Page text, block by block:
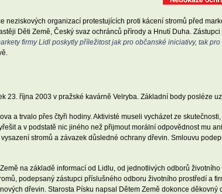
organizací protestujících proti kácení stromů před
Děti Země, Český svaz ochránců přírody a Hnutí Duha.
firmy Lidl poskytly příležitost jak pro občanské iniciativy, tak
23. října 2003 v pražské kavárně Velryba. Základní body posléze
a trvalo přes čtyři hodiny. Aktivisté museli vycházet ze
a v podstatě nic jiného než přijmout morální odpovědnost mu
stromů a závazek důsledné ochrany dřevin. Smlouvu
na základě informací od Lidlu, od jednotlivých odborů
podepsaný zástupci příslušného odboru životního prostředí a
dřevin. Starosta Písku napsal Dětem Země dokonce děkovný